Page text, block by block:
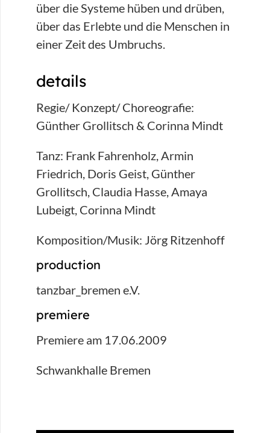
über die Systeme hüben und drüben,
über das Erlebte und die Menschen in
einer Zeit des Umbruchs.
details
Regie/ Konzept/ Choreografie:
Günther Grollitsch & Corinna Mindt
Tanz: Frank Fahrenholz, Armin
Friedrich, Doris Geist, Günther
Grollitsch, Claudia Hasse, Amaya
Lubeigt, Corinna Mindt
Komposition/Musik: Jörg Ritzenhoff
production
tanzbar_bremen e.V.
premiere
Premiere am 17.06.2009
Schwankhalle Bremen